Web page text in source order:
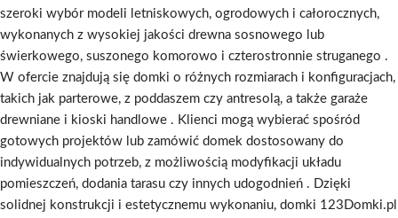
szeroki wybór modeli letniskowych, ogrodowych i całorocznych,
wykonanych z wysokiej jakości drewna sosnowego lub
świerkowego, suszonego komorowo i czterostronnie struganego .
W ofercie znajdują się domki o różnych rozmiarach i konfiguracjach,
takich jak parterowe, z poddaszem czy antresolą, a także garaże
drewniane i kioski handlowe . Klienci mogą wybierać spośród
gotowych projektów lub zamówić domek dostosowany do
indywidualnych potrzeb, z możliwością modyfikacji układu
pomieszczeń, dodania tarasu czy innych udogodnień .
Dzięki
solidnej konstrukcji i estetycznemu wykonaniu, domki 123Domki.pl